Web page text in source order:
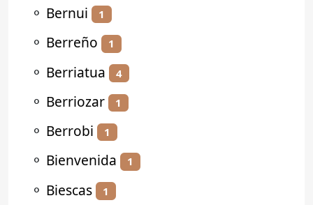
⚬ Bernui 1
⚬ Berreño 1
⚬ Berriatua 4
⚬ Berriozar 1
⚬ Berrobi 1
⚬ Bienvenida 1
⚬ Biescas 1